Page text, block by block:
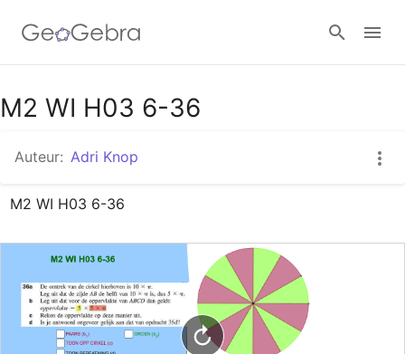
Google Classroom
GeoGebra Klaslokaal
M2 WI H03 6-36
Auteur: Adri Knop
M2 WI H03 6-36